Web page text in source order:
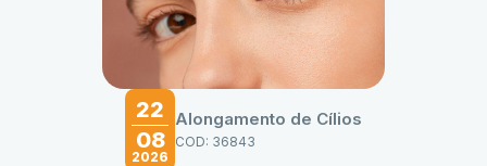
22
08
2026
Alongamento de Cílios
COD: 36843